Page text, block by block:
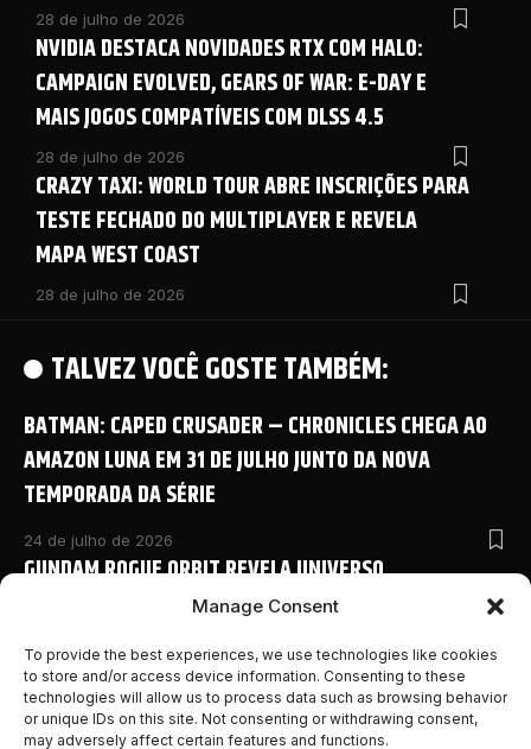
Manage Consent
To provide the best experiences, we use technologies like cookies
to store and/or access device information. Consenting to these
technologies will allow us to process data such as browsing behavior
or unique IDs on this site. Not consenting or withdrawing consent,
may adversely affect certain features and functions.
28 de julho de 2026
NVIDIA DESTACA NOVIDADES RTX COM HALO:
CAMPAIGN EVOLVED, GEARS OF WAR: E-DAY E
MAIS JOGOS COMPATÍVEIS COM DLSS 4.5
28 de julho de 2026
CRAZY TAXI: WORLD TOUR ABRE INSCRIÇÕES PARA
TESTE FECHADO DO MULTIPLAYER E REVELA
MAPA WEST COAST
28 de julho de 2026
TALVEZ VOCÊ GOSTE TAMBÉM:
BATMAN: CAPED CRUSADER – CHRONICLES CHEGA AO
AMAZON LUNA EM 31 DE JULHO JUNTO DA NOVA
TEMPORADA DA SÉRIE
24 de julho de 2026
GUNDAM ROGUE ORBIT REVELA UNIVERSO
COMPARTILHADO COM NOVO ANIME E DETALHES
24 de julho de 2026
MONSTER HUNTER OUTLANDERS ABRE PRÉ-REGISTRO E